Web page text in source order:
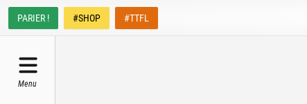
PARIER ! #SHOP #TTFL
Menu